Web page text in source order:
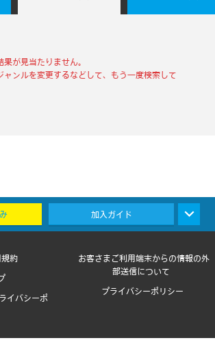
が見当たりません。
ャンルを変更するなどして、もう一度検索して
加入ガイド
約
お客さまご利用端末からの情報の外
部送信について
プライバシーポリシー
イバシーポ